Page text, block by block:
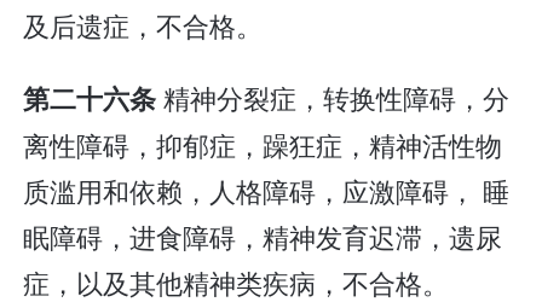
及后遗症，不合格。
第二十六条精神分裂症，转换性障碍，分
离性障碍，抑郁症，躁狂症，精神活性物
质滥用和依赖，人格障碍，应激障碍， 睡
眠障碍，进食障碍，精神发育迟滞，遗尿
症，以及其他精神类疾病，不合格。